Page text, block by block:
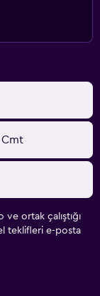
Cmt
ortak çalıştığı
teklifleri e-posta